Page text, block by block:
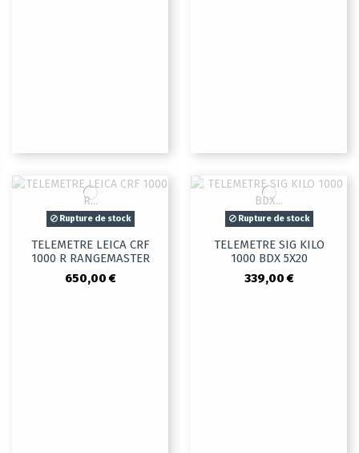
Rupture de stock
TELEMETRE LEICA CRF
1000 R RANGEMASTER
650,00 €
Rupture de stock
TELEMETRE SIG KILO
1000 BDX 5X20
339,00 €